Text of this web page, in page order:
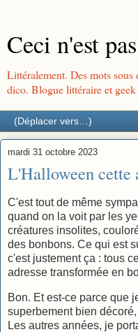
Ceci n'est
Littéralement. Des mots sous
dico. Blogue littéraire et
mardi 31 octobre 2023
L'Halloween cette
C'est tout de même
quand on la voit par les
créatures insolites,
des bonbons. Ce qui est
c'est justement ça : tous
adresse transformée en
Bon. Et est-ce parce que
superbement bien
Les autres années, je